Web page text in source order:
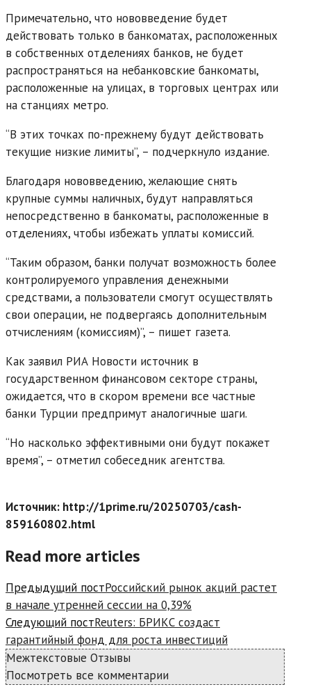
Примечательно, что нововведение будет
действовать только в банкоматах, расположенных
в собственных отделениях банков, не будет
распространяться на небанковские банкоматы,
расположенные на улицах, в торговых центрах или
на станциях метро.
“В этих точках по-прежнему будут действовать
текущие низкие лимиты”, – подчеркнуло издание.
Благодаря нововведению, желающие снять
крупные суммы наличных, будут направляться
непосредственно в банкоматы, расположенные в
отделениях, чтобы избежать уплаты комиссий.
“Таким образом, банки получат возможность более
контролируемого управления денежными
средствами, а пользователи смогут осуществлять
свои операции, не подвергаясь дополнительным
отчислениям (комиссиям)”, – пишет газета.
Как заявил РИА Новости источник в
государственном финансовом секторе страны,
ожидается, что в скором времени все частные
банки Турции предпримут аналогичные шаги.
“Но насколько эффективными они будут покажет
время”, – отметил собеседник агентства.
Источник: http://1prime.ru/20250703/cash-
859160802.html
Read more articles
Предыдущий постРоссийский рынок акций растет
в начале утренней сессии на 0,39%
Следующий постReuters: БРИКС создаст
гарантийный фонд для роста инвестиций
Межтекстовые Отзывы
Посмотреть все комментарии